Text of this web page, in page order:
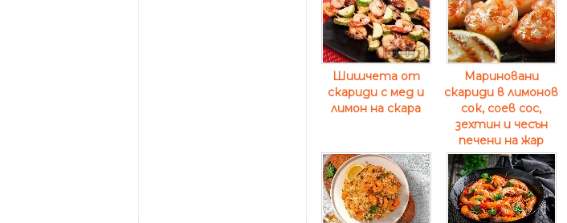
Шишчета от
скариди с мед и
лимон на скара
Мариновани
скариди в лимонов
сок, соев сос,
зехтин и чесън
печени на жар